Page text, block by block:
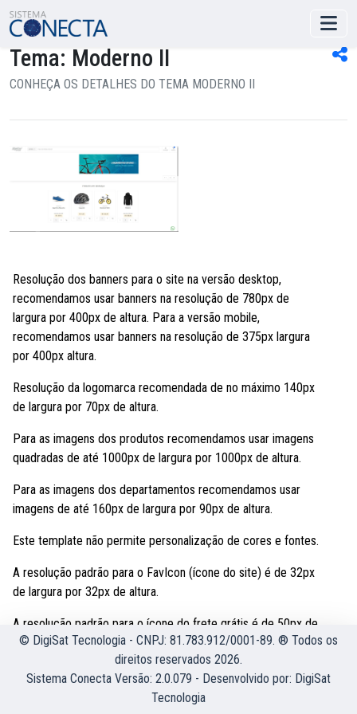
Tema: Moderno II
CONHEÇA OS DETALHES DO TEMA MODERNO II
Resolução dos banners para o site na versão desktop,
recomendamos usar banners na resolução de 780px de
largura por 400px de altura. Para a versão mobile,
recomendamos usar banners na resolução de 375px largura
por 400px altura.
Resolução da logomarca recomendada de no máximo 140px
de largura por 70px de altura.
Para as imagens dos produtos recomendamos usar imagens
quadradas de até 1000px de largura por 1000px de altura.
Para as imagens dos departamentos recomendamos usar
imagens de até 160px de largura por 90px de altura.
Este template não permite personalização de cores e fontes.
A resolução padrão para o FavIcon (ícone do site) é de 32px
de largura por 32px de altura.
A resolução padrão para o ícone do frete grátis é de 50px de
largura por 50px de altura.
© DigiSat Tecnologia - CNPJ: 81.783.912/0001-89. ® Todos os
direitos reservados 2026.
Sistema Conecta Versão: 2.0.079 - Desenvolvido por: DigiSat
Tecnologia